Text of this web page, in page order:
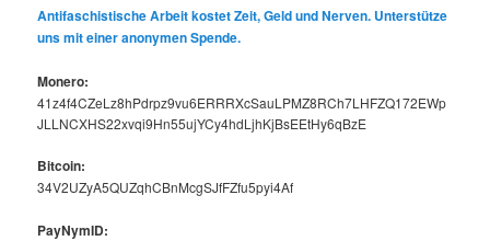
Antifaschis­tis­che Arbeit kostet Zeit, Geld und Ner­ven. Unter­stütze
uns mit ein­er anony­men Spende.
Mon­ero:
41z4f4CZeLz8hPdrpz9vu6ERRRXcSauLPMZ8RCh7LHFZQ172EWp
JLLNCXHS22xvqi9Hn55ujYCy4hdLjhKjBsEEtHy6qBzE
Bit­coin:
34V2UZyA5QUZqhCBnMcgSJfFZfu5pyi4Af
PayNymID: